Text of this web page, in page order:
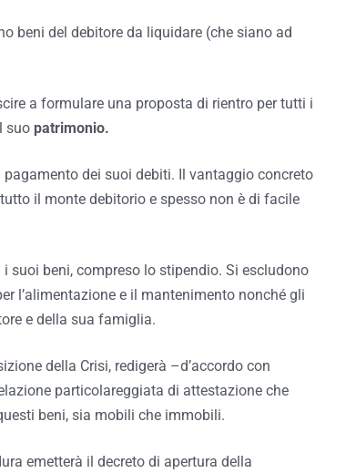
beni del debitore da liquidare (che siano ad
a formulare una proposta di rientro per tutti i
suo patrimonio.
dei suoi debiti. Il vantaggio concreto
il monte debitorio e spesso non è di facile
suoi beni, compreso lo stipendio. Si escludono
l’alimentazione e il mantenimento nonché gli
e della sua famiglia.
della Crisi, redigerà –d’accordo con
particolareggiata di attestazione che
beni, sia mobili che immobili.
emetterà il decreto di apertura della